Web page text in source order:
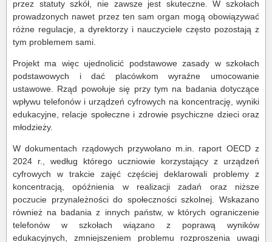
przez statuty szkół, nie zawsze jest skuteczne. W szkołach
prowadzonych nawet przez ten sam organ mogą obowiązywać
różne regulacje, a dyrektorzy i nauczyciele często pozostają z
tym problemem sami.
Projekt ma więc ujednolicić podstawowe zasady w szkołach
podstawowych i dać placówkom wyraźne umocowanie
ustawowe. Rząd powołuje się przy tym na badania dotyczące
wpływu telefonów i urządzeń cyfrowych na koncentrację, wyniki
edukacyjne, relacje społeczne i zdrowie psychiczne dzieci oraz
młodzieży.
W dokumentach rządowych przywołano m.in. raport OECD z
2024 r., według którego uczniowie korzystający z urządzeń
cyfrowych w trakcie zajęć częściej deklarowali problemy z
koncentracją, opóźnienia w realizacji zadań oraz niższe
poczucie przynależności do społeczności szkolnej. Wskazano
również na badania z innych państw, w których ograniczenie
telefonów w szkołach wiązano z poprawą wyników
edukacyjnych, zmniejszeniem problemu rozproszenia uwagi